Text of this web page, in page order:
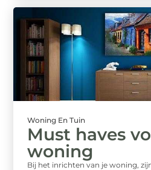
Woning En Tuin
Must haves
woning
Bij het inrichten van je woning,